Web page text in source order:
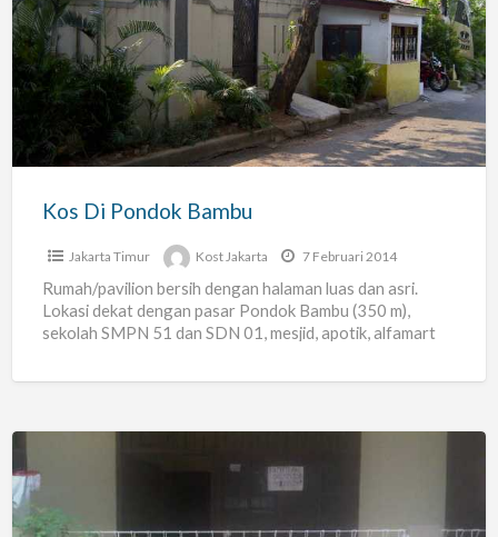
Di
Pondok
Bambu
Kos Di Pondok Bambu
Jakarta Timur Kost Jakarta 7 Februari 2014
Rumah/pavilion bersih dengan halaman luas dan asri.
Lokasi dekat dengan pasar Pondok Bambu (350 m),
sekolah SMPN 51 dan SDN 01, mesjid, apotik, alfamart
Kost
Di